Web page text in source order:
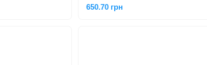
650.70 грн